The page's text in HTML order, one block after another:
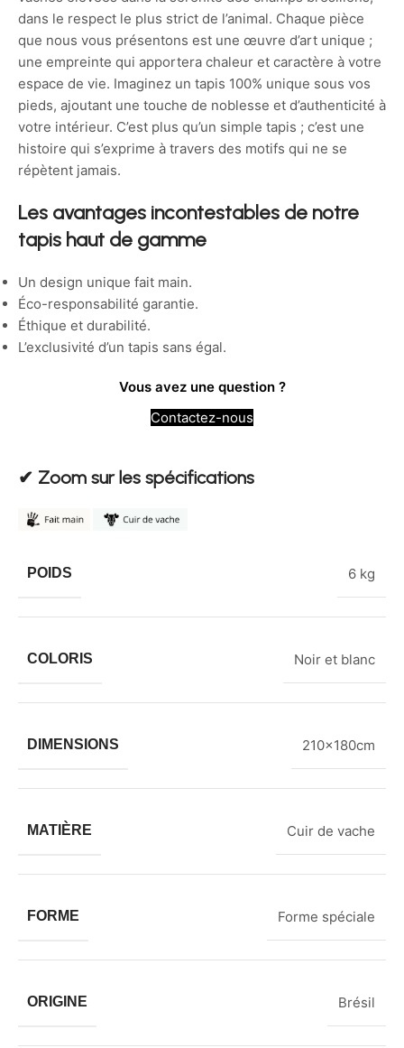
dans le respect le plus strict de l’animal. Chaque pièce
que nous vous présentons est une œuvre d’art unique ;
une empreinte qui apportera chaleur et caractère à votre
espace de vie. Imaginez un tapis 100% unique sous vos
pieds, ajoutant une touche de noblesse et d’authenticité à
votre intérieur. C’est plus qu’un simple tapis ; c’est une
histoire qui s’exprime à travers des motifs qui ne se
répètent jamais.
Les avantages incontestables de notre
tapis haut de gamme
Un design unique fait main.
Éco-responsabilité garantie.
Éthique et durabilité.
L’exclusivité d’un tapis sans égal.
Vous avez une question ?
Contactez-nous
✔︎ Zoom sur les spécifications
POIDS 6 kg
COLORIS Noir et blanc
DIMENSIONS 210x180cm
MATIÈRE Cuir de vache
FORME Forme spéciale
ORIGINE Brésil